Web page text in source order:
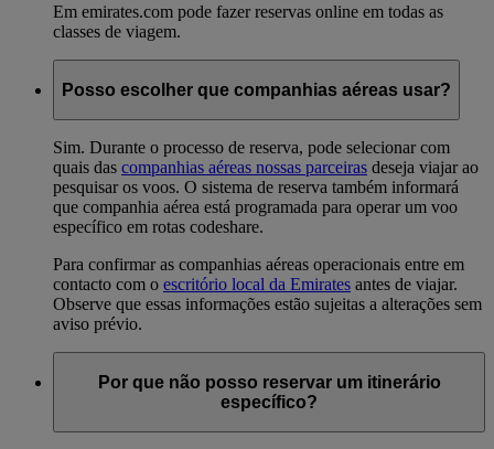
Em emirates.com pode fazer reservas online em todas as
classes de viagem.
Posso escolher que companhias aéreas usar?
Sim. Durante o processo de reserva, pode selecionar com
quais das companhias aéreas nossas parceiras deseja viajar ao
pesquisar os voos. O sistema de reserva também informará
que companhia aérea está programada para operar um voo
específico em rotas codeshare.
Para confirmar as companhias aéreas operacionais entre em
contacto com o escritório local da Emirates antes de viajar.
Observe que essas informações estão sujeitas a alterações sem
aviso prévio.
Por que não posso reservar um itinerário
específico?